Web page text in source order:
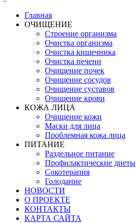
Главная
ОЧИЩЕНИЕ
Строение организма
Очистка организма
Очистка кишечника
Очистка печени
Очищение почек
Очищение сосудов
Очищение суставов
Очищение крови
КОЖА ЛИЦА
Очищение кожи
Маски для лица
Проблемная кожа лица
ПИТАНИЕ
Раздельное питание
Профилактические диеты
Сокотерапия
Голодание
НОВОСТИ
О ПРОЕКТЕ
КОНТАКТЫ
КАРТА САЙТА